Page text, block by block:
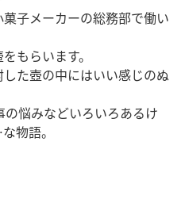
子メーカーの総務部で働い
もらいます。
た壺の中にはいい感じのぬ
悩みなどいろいろあるけ
物語。